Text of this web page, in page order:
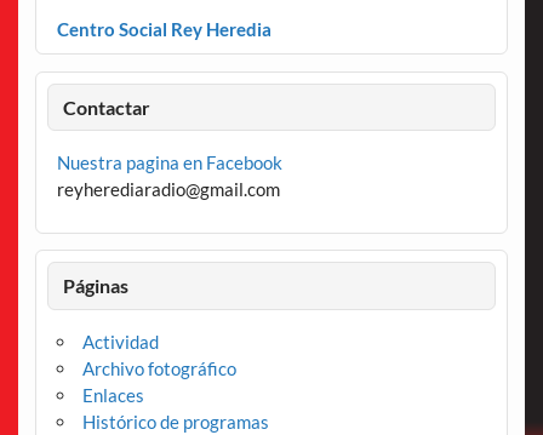
Centro Social Rey Heredia
Contactar
Nuestra pagina en Facebook
reyherediaradio@gmail.com
Páginas
Actividad
Archivo fotográfico
Enlaces
Histórico de programas